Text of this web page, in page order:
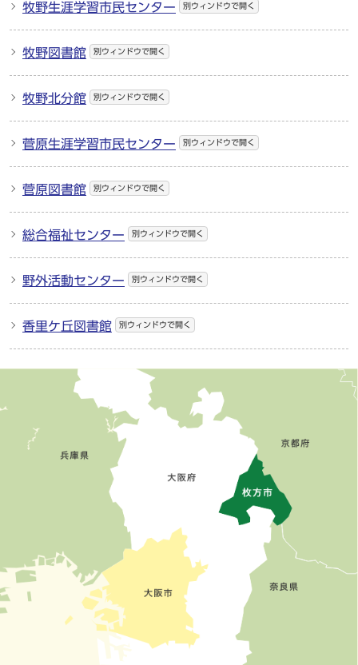
牧野生涯学習市民センター 別ウィンドウで開く
牧野図書館 別ウィンドウで開く
牧野北分館 別ウィンドウで開く
菅原生涯学習市民センター 別ウィンドウで開く
菅原図書館 別ウィンドウで開く
総合福祉センター 別ウィンドウで開く
野外活動センター 別ウィンドウで開く
香里ケ丘図書館 別ウィンドウで開く